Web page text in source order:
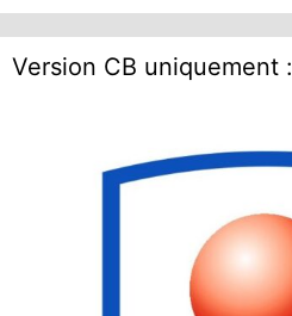
Version CB uniquement :